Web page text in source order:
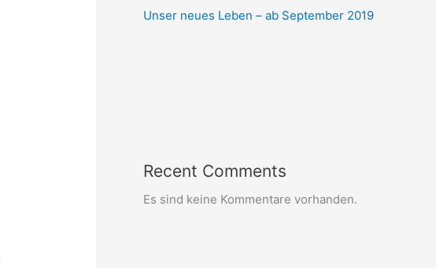
Unser neues Leben – ab September 2019
Recent Comments
Es sind keine Kommentare vorhanden.